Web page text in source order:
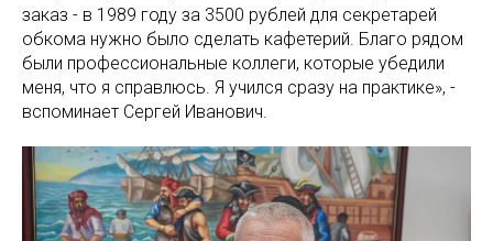
заказ - в 1989 году за 3500 рублей для секретарей
обкома нужно было сделать кафетерий. Благо рядом
были профессиональные коллеги, которые убедили
меня, что я справлюсь. Я учился сразу на практике», -
вспоминает Сергей Иванович.